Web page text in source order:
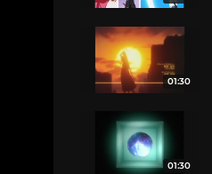
01:30
01:30